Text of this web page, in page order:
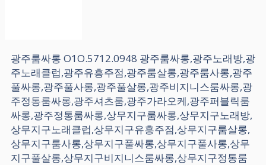
광주룸싸롱 O1O.5712.0948 광주룸싸롱,광주노래방,광
주노래클럽,광주유흥주점,광주룸살롱,광주룸사롱,광주
풀싸롱,광주풀사롱,광주풀살롱,광주비지니스룸싸롱,광
주정통룸싸롱,광주셔츠룸,광주가라오케,광주퍼블릭룸
싸롱,광주정통룸싸롱,상무지구룸싸롱,상무지구노래방,
상무지구노래클럽,상무지구유흥주점,상무지구룸살롱,
상무지구룸사롱,상무지구풀싸롱,상무지구풀사롱,상무
지구풀살롱,상무지구비지니스룸싸롱,상무지구정통룸